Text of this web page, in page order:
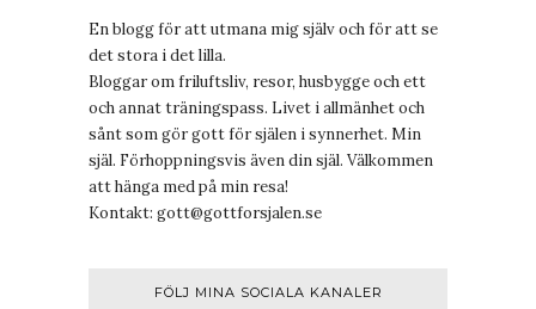
En blogg för att utmana mig själv och för att se
det stora i det lilla.
Bloggar om friluftsliv, resor, husbygge och ett
och annat träningspass. Livet i allmänhet och
sånt som gör gott för själen i synnerhet. Min
själ. Förhoppningsvis även din själ. Välkommen
att hänga med på min resa!
Kontakt: gott@gottforsjalen.se
FÖLJ MINA SOCIALA KANALER